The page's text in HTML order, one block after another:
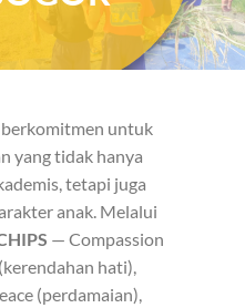
berkomitmen untuk
yang tidak hanya
tetapi juga
anak. Melalui
— Compassion
hati),
(perdamaian),